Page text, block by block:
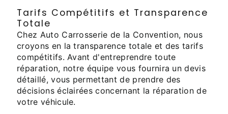
Tarifs Compétitifs et Transparence
Totale
Chez Auto Carrosserie de la Convention, nous
croyons en la transparence totale et des tarifs
compétitifs. Avant d'entreprendre toute
réparation, notre équipe vous fournira un devis
détaillé, vous permettant de prendre des
décisions éclairées concernant la réparation de
votre véhicule.